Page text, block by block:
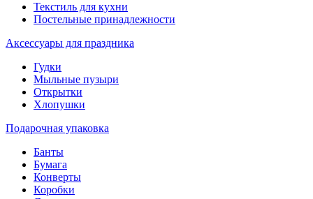
Текстиль для кухни
Постельные принадлежности
Аксессуары для праздника
Гудки
Мыльные пузыри
Открытки
Хлопушки
Подарочная упаковка
Банты
Бумага
Конверты
Коробки